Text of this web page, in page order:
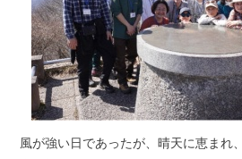
風が強い日であったが、晴天に恵まれ